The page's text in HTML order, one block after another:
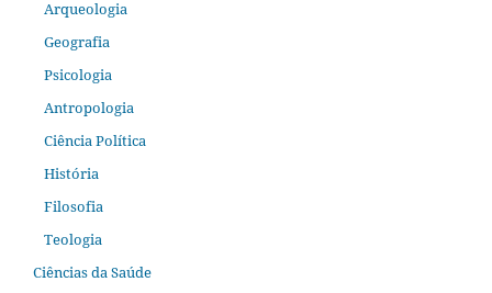
Arqueologia
Geografia
Psicologia
Antropologia
Ciência Política
História
Filosofia
Teologia
Ciências da Saúde